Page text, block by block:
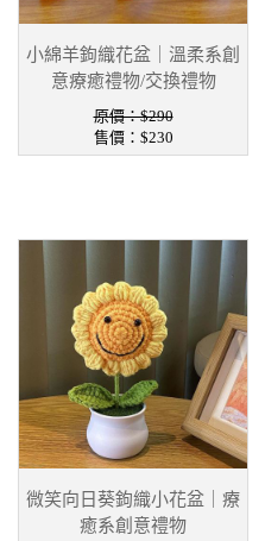
小綿羊鉤織花盆｜溫柔系創
意療癒禮物/交換禮物
原價：$290
售價： $230
微笑向日葵鉤織小花盆｜療
癒系創意禮物